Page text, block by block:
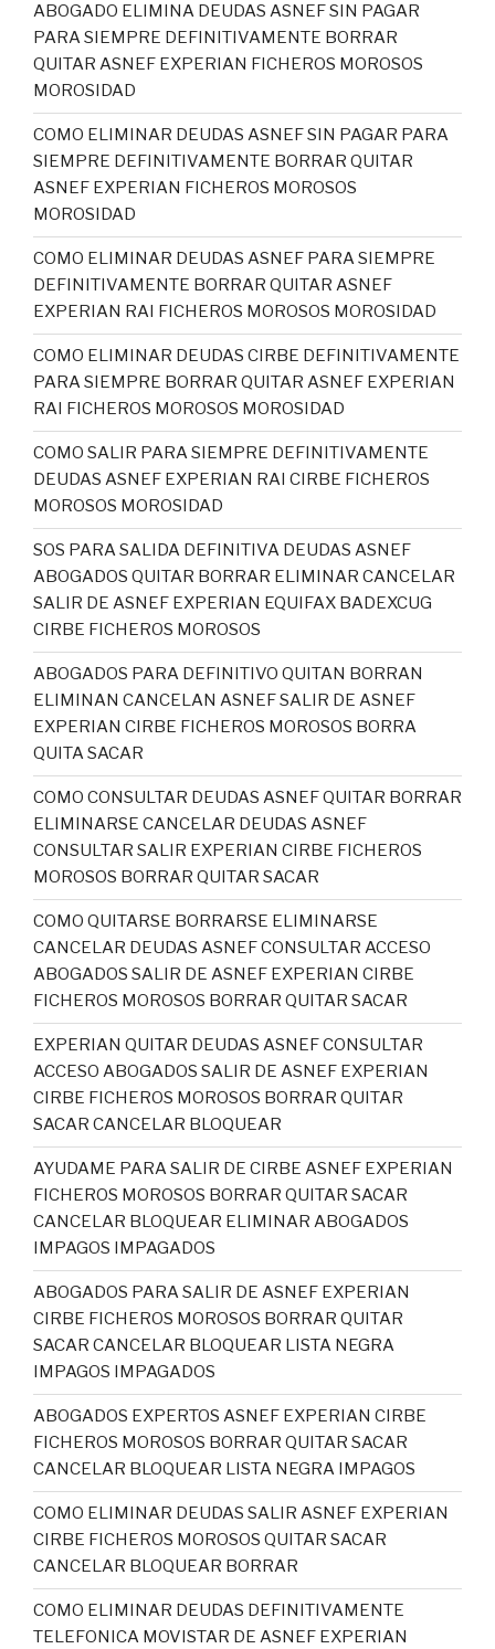
ABOGADO ELIMINA DEUDAS ASNEF SIN PAGAR
PARA SIEMPRE DEFINITIVAMENTE BORRAR
QUITAR ASNEF EXPERIAN FICHEROS MOROSOS
MOROSIDAD
COMO ELIMINAR DEUDAS ASNEF SIN PAGAR PARA
SIEMPRE DEFINITIVAMENTE BORRAR QUITAR
ASNEF EXPERIAN FICHEROS MOROSOS
MOROSIDAD
COMO ELIMINAR DEUDAS ASNEF PARA SIEMPRE
DEFINITIVAMENTE BORRAR QUITAR ASNEF
EXPERIAN RAI FICHEROS MOROSOS MOROSIDAD
COMO ELIMINAR DEUDAS CIRBE DEFINITIVAMENTE
PARA SIEMPRE BORRAR QUITAR ASNEF EXPERIAN
RAI FICHEROS MOROSOS MOROSIDAD
COMO SALIR PARA SIEMPRE DEFINITIVAMENTE
DEUDAS ASNEF EXPERIAN RAI CIRBE FICHEROS
MOROSOS MOROSIDAD
SOS PARA SALIDA DEFINITIVA DEUDAS ASNEF
ABOGADOS QUITAR BORRAR ELIMINAR CANCELAR
SALIR DE ASNEF EXPERIAN EQUIFAX BADEXCUG
CIRBE FICHEROS MOROSOS
ABOGADOS PARA DEFINITIVO QUITAN BORRAN
ELIMINAN CANCELAN ASNEF SALIR DE ASNEF
EXPERIAN CIRBE FICHEROS MOROSOS BORRA
QUITA SACAR
COMO CONSULTAR DEUDAS ASNEF QUITAR BORRAR
ELIMINARSE CANCELAR DEUDAS ASNEF
CONSULTAR SALIR EXPERIAN CIRBE FICHEROS
MOROSOS BORRAR QUITAR SACAR
COMO QUITARSE BORRARSE ELIMINARSE
CANCELAR DEUDAS ASNEF CONSULTAR ACCESO
ABOGADOS SALIR DE ASNEF EXPERIAN CIRBE
FICHEROS MOROSOS BORRAR QUITAR SACAR
EXPERIAN QUITAR DEUDAS ASNEF CONSULTAR
ACCESO ABOGADOS SALIR DE ASNEF EXPERIAN
CIRBE FICHEROS MOROSOS BORRAR QUITAR
SACAR CANCELAR BLOQUEAR
AYUDAME PARA SALIR DE CIRBE ASNEF EXPERIAN
FICHEROS MOROSOS BORRAR QUITAR SACAR
CANCELAR BLOQUEAR ELIMINAR ABOGADOS
IMPAGOS IMPAGADOS
ABOGADOS PARA SALIR DE ASNEF EXPERIAN
CIRBE FICHEROS MOROSOS BORRAR QUITAR
SACAR CANCELAR BLOQUEAR LISTA NEGRA
IMPAGOS IMPAGADOS
ABOGADOS EXPERTOS ASNEF EXPERIAN CIRBE
FICHEROS MOROSOS BORRAR QUITAR SACAR
CANCELAR BLOQUEAR LISTA NEGRA IMPAGOS
COMO ELIMINAR DEUDAS SALIR ASNEF EXPERIAN
CIRBE FICHEROS MOROSOS QUITAR SACAR
CANCELAR BLOQUEAR BORRAR
COMO ELIMINAR DEUDAS DEFINITIVAMENTE
TELEFONICA MOVISTAR DE ASNEF EXPERIAN